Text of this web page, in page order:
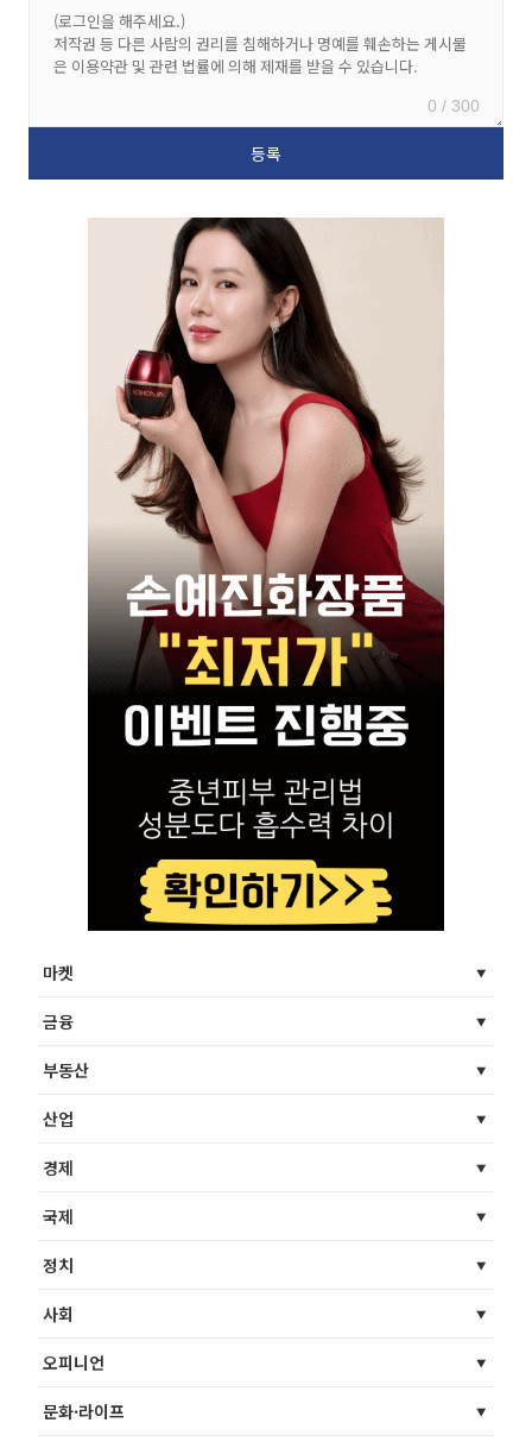
0 / 300
마켓
금융
부동산
산업
경제
국제
정치
사회
오피니언
문화·라이프